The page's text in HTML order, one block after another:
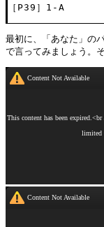
［P39］1-A
最初に、「あなた」の
で言ってみましょう。